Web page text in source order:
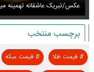
عکس/تبریک عاشقانه تهمینه
برچسب منتخب
#قیمت طلا #قیمت سکه